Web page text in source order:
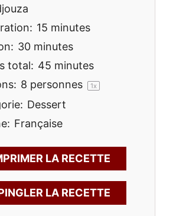
15 minutes
30 minutes
total: 45 minutes
8 personnes 1x
Dessert
Française
LA RECETTE
LA RECETTE